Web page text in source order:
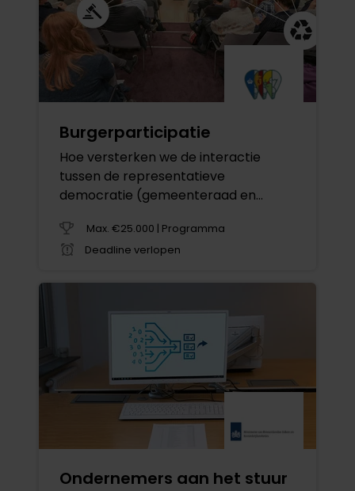
Burgerparticipatie
Hoe versterken we de interactie
tussen de representatieve
democratie (gemeenteraad en
(participatie van inwoners)
Max. €25.000 | Programma
Deadline verlopen
Ondernemers aan het stuur